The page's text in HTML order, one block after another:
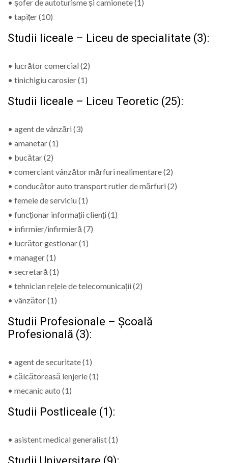
• șofer de autoturisme și camionete (1)
• tapițer (10)
Studii liceale – Liceu de specialitate (3):
• lucrător comercial (2)
• tinichigiu carosier (1)
Studii liceale – Liceu Teoretic (25):
• agent de vânzări (3)
• amanetar (1)
• bucătar (2)
• comerciant vânzător mărfuri nealimentare (2)
• conducător auto transport rutier de mărfuri (2)
• femeie de serviciu (1)
• funcționar informații clienți (1)
• infirmier/infirmieră (7)
• lucrător gestionar (1)
• manager (1)
• secretară (1)
• tehnician rețele de telecomunicații (2)
• vânzător (1)
Studii Profesionale – Școală
Profesională (3):
• agent de securitate (1)
• călcătoreasă lenjerie (1)
• mecanic auto (1)
Studii Postliceale (1):
• asistent medical generalist (1)